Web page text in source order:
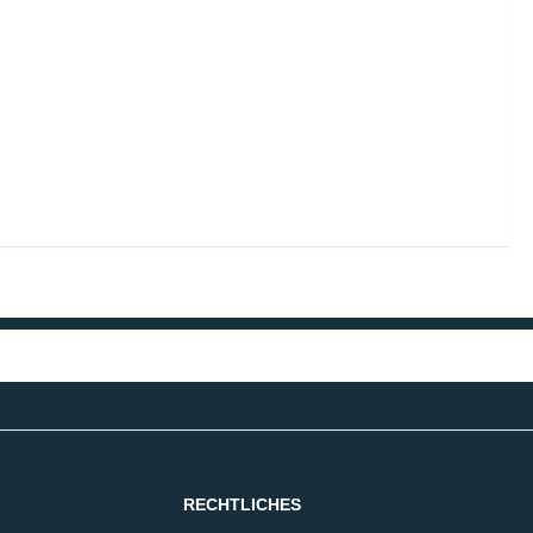
RECHTLICHES